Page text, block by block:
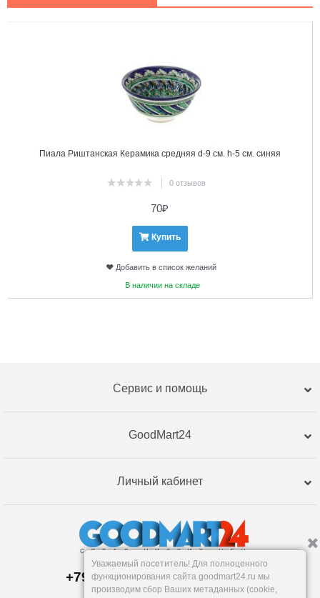
Пиала Риштанская Керамика средняя d-9 см. h-5 см. синяя
0 отзывов
70₽
Купить
Добавить в список желаний
В наличии на складе
Сервис и помощь
GoodMart24
Личный кабинет
+79120359762, +79120359761
Магазин:
Уважаемый посетитель! Для полноценного
функционирования сайта goodmart24.ru мы
производим сбор Ваших метаданных (cookie,